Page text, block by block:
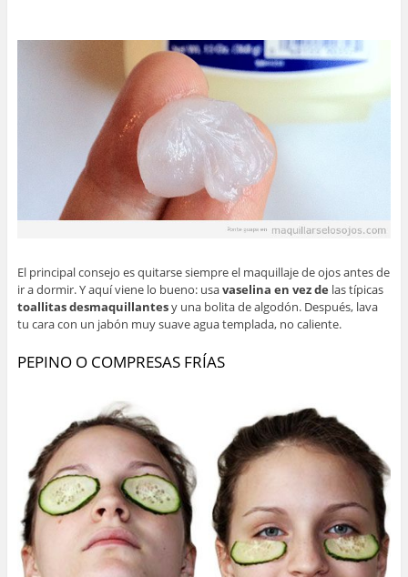
El principal consejo es quitarse siempre el maquillaje de ojos antes de
ir a dormir. Y aquí viene lo bueno: usavaselina en vez de las típicas
toallitas desmaquillantesy una bolita de algodón. Después, lava
tu cara con un jabón muy suave agua templada, no caliente.
PEPINO O COMPRESAS FRÍAS